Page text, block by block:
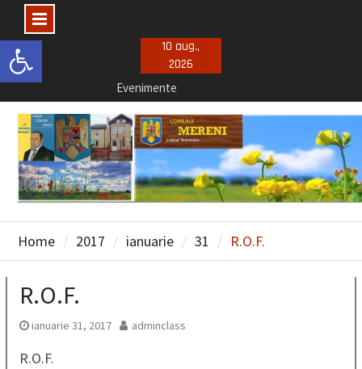
Deschide bara de unelte
Skip
to
10 aug.,
2026
Evenimente
Concursuri posturi vacante
Selectie consiliu de administratie
Home 2017 ianuarie 31 R.O.F.
R.O.F.
ianuarie 31, 2017 adminclass
R.O.F.